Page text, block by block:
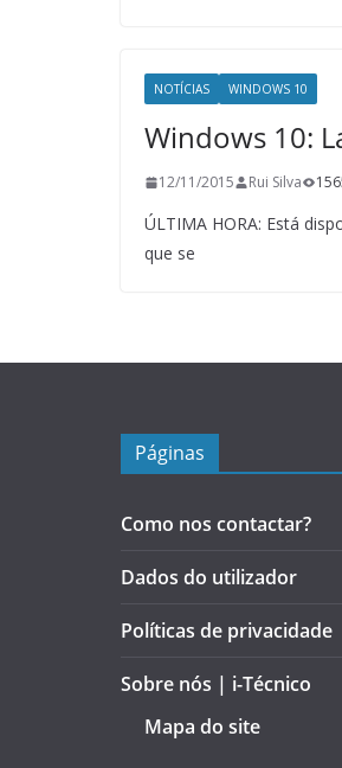
NOTÍCIAS WINDOWS 10
Windows 10:
12/11/2015 Rui Silva
ÚLTIMA HORA: Está
que se
Páginas
Como nos contactar?
Dados do utilizador
Políticas de privacidade
Sobre nós | i-Técnico
Mapa do site